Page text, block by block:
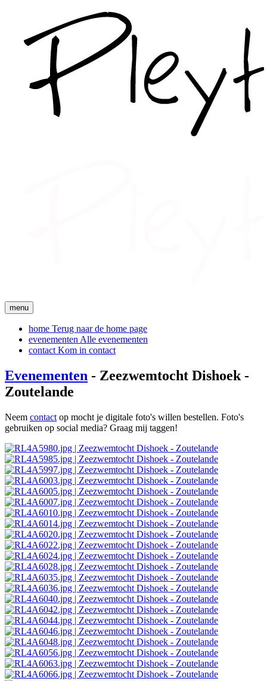
menu
home Terug naar de home page
evenementen Alle evenementen
contact Kom in contact
Evenementen - Zeezwemtocht Dishoek -
Zoutelande
Neem contact op mocht je digitale foto's willen bestellen. Foto's
gebruiken op social media? Graag mij taggen!